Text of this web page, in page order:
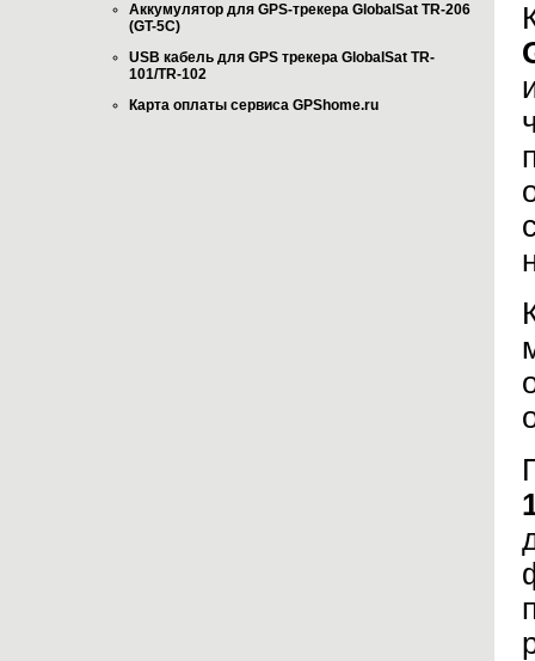
Аккумулятор для GPS-трекера GlobalSat TR-206
(GT-5C)
USB кабель для GPS трекера GlobalSat TR-
101/TR-102
Карта оплаты сервиса GPShome.ru